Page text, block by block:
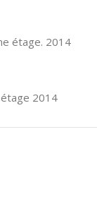
étage. 2014
2014